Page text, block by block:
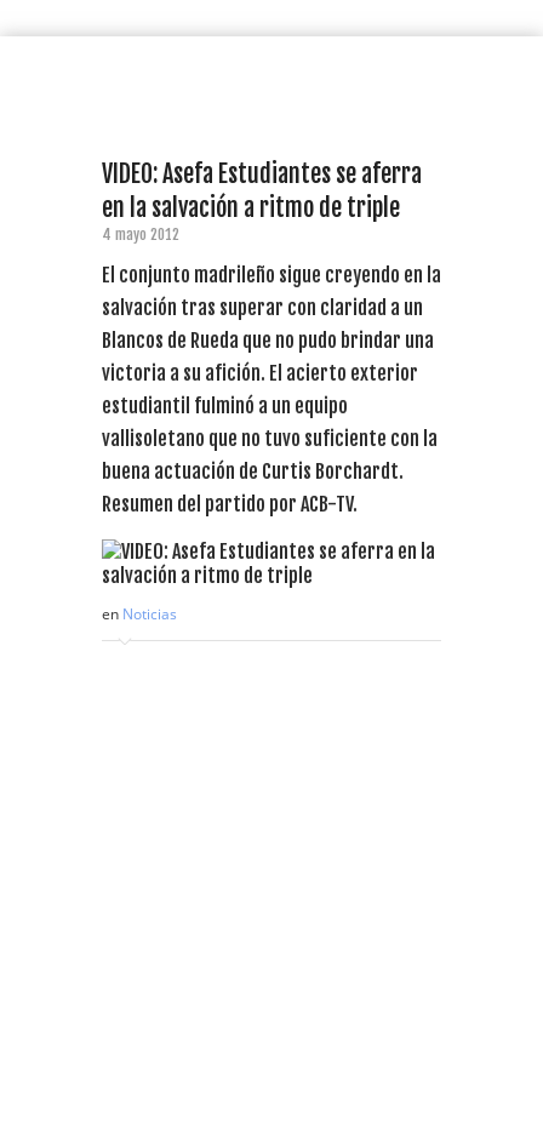
VIDEO: Asefa Estudiantes se aferra
en la salvación a ritmo de triple
4 mayo 2012
El conjunto madrileño sigue creyendo en la
salvación tras superar con claridad a un
Blancos de Rueda que no pudo brindar una
victoria a su afición. El acierto exterior
estudiantil fulminó a un equipo
vallisoletano que no tuvo suficiente con la
buena actuación de Curtis Borchardt.
Resumen del partido por ACB-TV.
en Noticias